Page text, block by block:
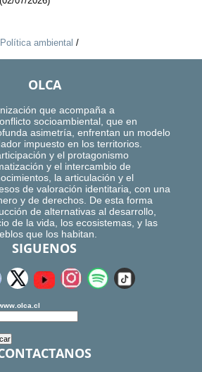
Política ambiental /
OLCA
que acompaña a
socioambiental, que en
asimetría, enfrentan un modelo
impuesto en los territorios.
y el protagonismo
y el intercambio de
la articulación y el
de valoración identitaria, con una
y de derechos. De esta forma
de alternativas al desarrollo,
de la vida, los ecosistemas, y las
que los habitan.
SIGUENOS